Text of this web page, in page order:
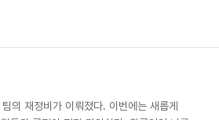
다. 하얀 모래사장이 섬 전체를 둘러싼 천상
필리핀에 엄청난 관광수입을 안겨주는 자
의 재정비가 이뤄졌다. 이번에는 새롭게